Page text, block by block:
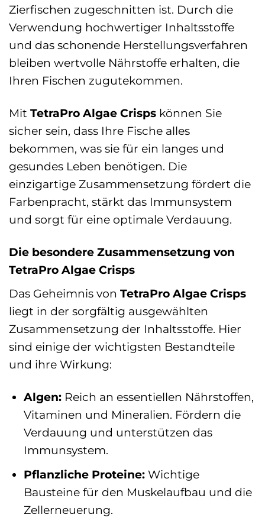
Zierfischen zugeschnitten ist. Durch die
Verwendung hochwertiger Inhaltsstoffe
und das schonende Herstellungsverfahren
bleiben wertvolle Nährstoffe erhalten, die
Ihren Fischen zugutekommen.
Mit TetraPro Algae Crisps können Sie
sicher sein, dass Ihre Fische alles
bekommen, was sie für ein langes und
gesundes Leben benötigen. Die
einzigartige Zusammensetzung fördert die
Farbenpracht, stärkt das Immunsystem
und sorgt für eine optimale Verdauung.
Die besondere Zusammensetzung von
TetraPro Algae Crisps
Das Geheimnis von TetraPro Algae Crisps
liegt in der sorgfältig ausgewählten
Zusammensetzung der Inhaltsstoffe. Hier
sind einige der wichtigsten Bestandteile
und ihre Wirkung:
Algen:Reich an essentiellen Nährstoffen,
Vitaminen und Mineralien. Fördern die
Verdauung und unterstützen das
Immunsystem.
Pflanzliche Proteine:Wichtige
Bausteine für den Muskelaufbau und die
Zellerneuerung.